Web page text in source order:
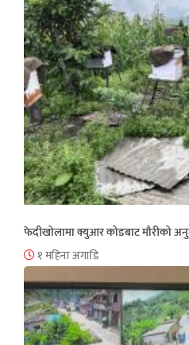
फेदीखोलामा क्युआर कोडबाट मौरीको
१ महिना अगाडि